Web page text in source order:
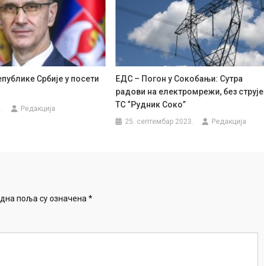
Србије у посети
Редакција
ЕДС – Погон у Сокобањи: Сутра
радови на електромрежи, без струје
ТС “Рудник Соко”
25. септембар 2023. Редакција
поља су означена *